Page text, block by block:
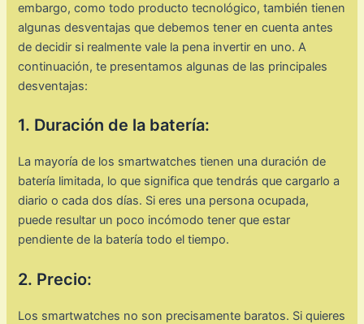
embargo, como todo producto tecnológico, también tienen
algunas desventajas que debemos tener en cuenta antes
de decidir si realmente vale la pena invertir en uno. A
continuación, te presentamos algunas de las principales
desventajas:
1. Duración de la batería:
La mayoría de los smartwatches tienen una duración de
batería limitada, lo que significa que tendrás que cargarlo a
diario o cada dos días. Si eres una persona ocupada,
puede resultar un poco incómodo tener que estar
pendiente de la batería todo el tiempo.
2. Precio:
Los smartwatches no son precisamente baratos. Si quieres